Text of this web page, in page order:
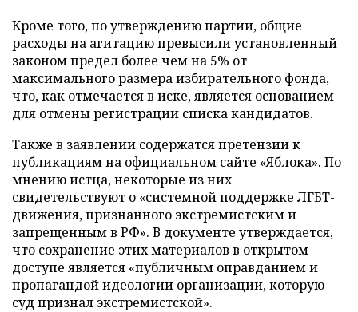
Кроме того, по утверждению партии, общие
расходы на агитацию превысили установленный
законом предел более чем на 5% от
максимального размера избирательного фонда,
что, как отмечается в иске, является основанием
для отмены регистрации списка кандидатов.
Также в заявлении содержатся претензии к
публикациям на официальном сайте «Яблока». По
мнению истца, некоторые из них
свидетельствуют о «системной поддержке ЛГБТ-
движения, признанного экстремистским и
запрещенным в РФ». В документе утверждается,
что сохранение этих материалов в открытом
доступе является «публичным оправданием и
пропагандой идеологии организации, которую
суд признал экстремистской».